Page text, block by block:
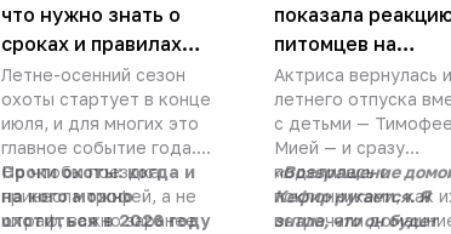
что нужно знать о
сроках и правилах
перед поездкой
Летне-осенний сезон
охоты стартует в конце
июля, и для многих это
главное событие года.
Но чтобы поездка
принесла трофей, а не
штраф, важно заранее
Сроки охоты: когда и
на кого можно
охотиться в 2026 году
показала
питомцев на
возвращение
Актриса вернулась
летнего отпуска
с детьми —
Мией — и сразу
поделилась с
поклонниками, как
встречали
«Возвращение
Кефир ругается. Я
знала, что он будет